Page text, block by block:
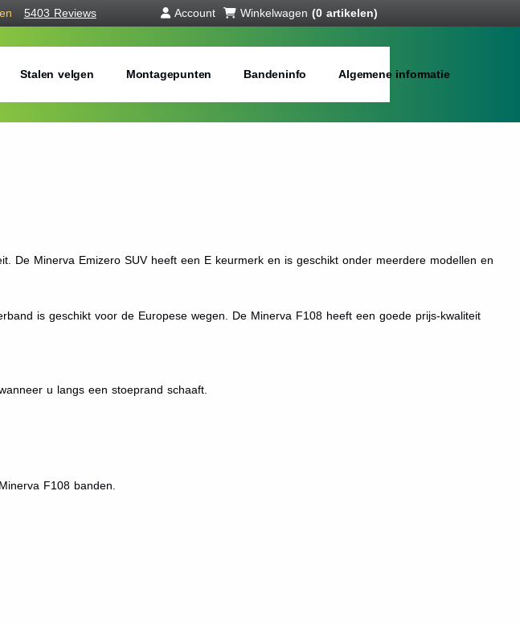
5403 Reviews Account Winkelwagen (0 artikelen)
Stalen velgen Montagepunten Bandeninfo Algemene informatie
De Minerva Emizero SUV heeft een E keurmerk en is geschikt onder meerdere modellen en
is geschikt voor de Europese wegen. De Minerva F108 heeft een goede prijs-kwaliteit
u langs een stoeprand schaaft.
F108 banden.